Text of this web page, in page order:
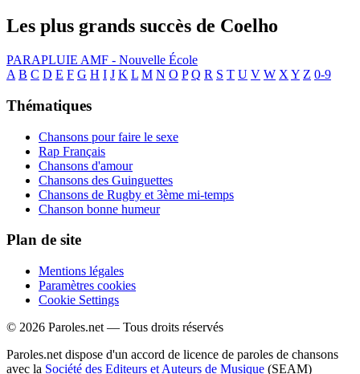
Les plus grands succès de Coelho
PARAPLUIE AMF - Nouvelle École
A B C D E F G H I J K L M N O P Q R S T U V W X Y Z 0-9
Thématiques
Chansons pour faire le sexe
Rap Français
Chansons d'amour
Chansons des Guinguettes
Chansons de Rugby et 3ème mi-temps
Chanson bonne humeur
Plan de site
Mentions légales
Paramètres cookies
Cookie Settings
© 2026 Paroles.net — Tous droits réservés
Paroles.net dispose d'un accord de licence de paroles de chansons
avec la Société des Editeurs et Auteurs de Musique (SEAM)